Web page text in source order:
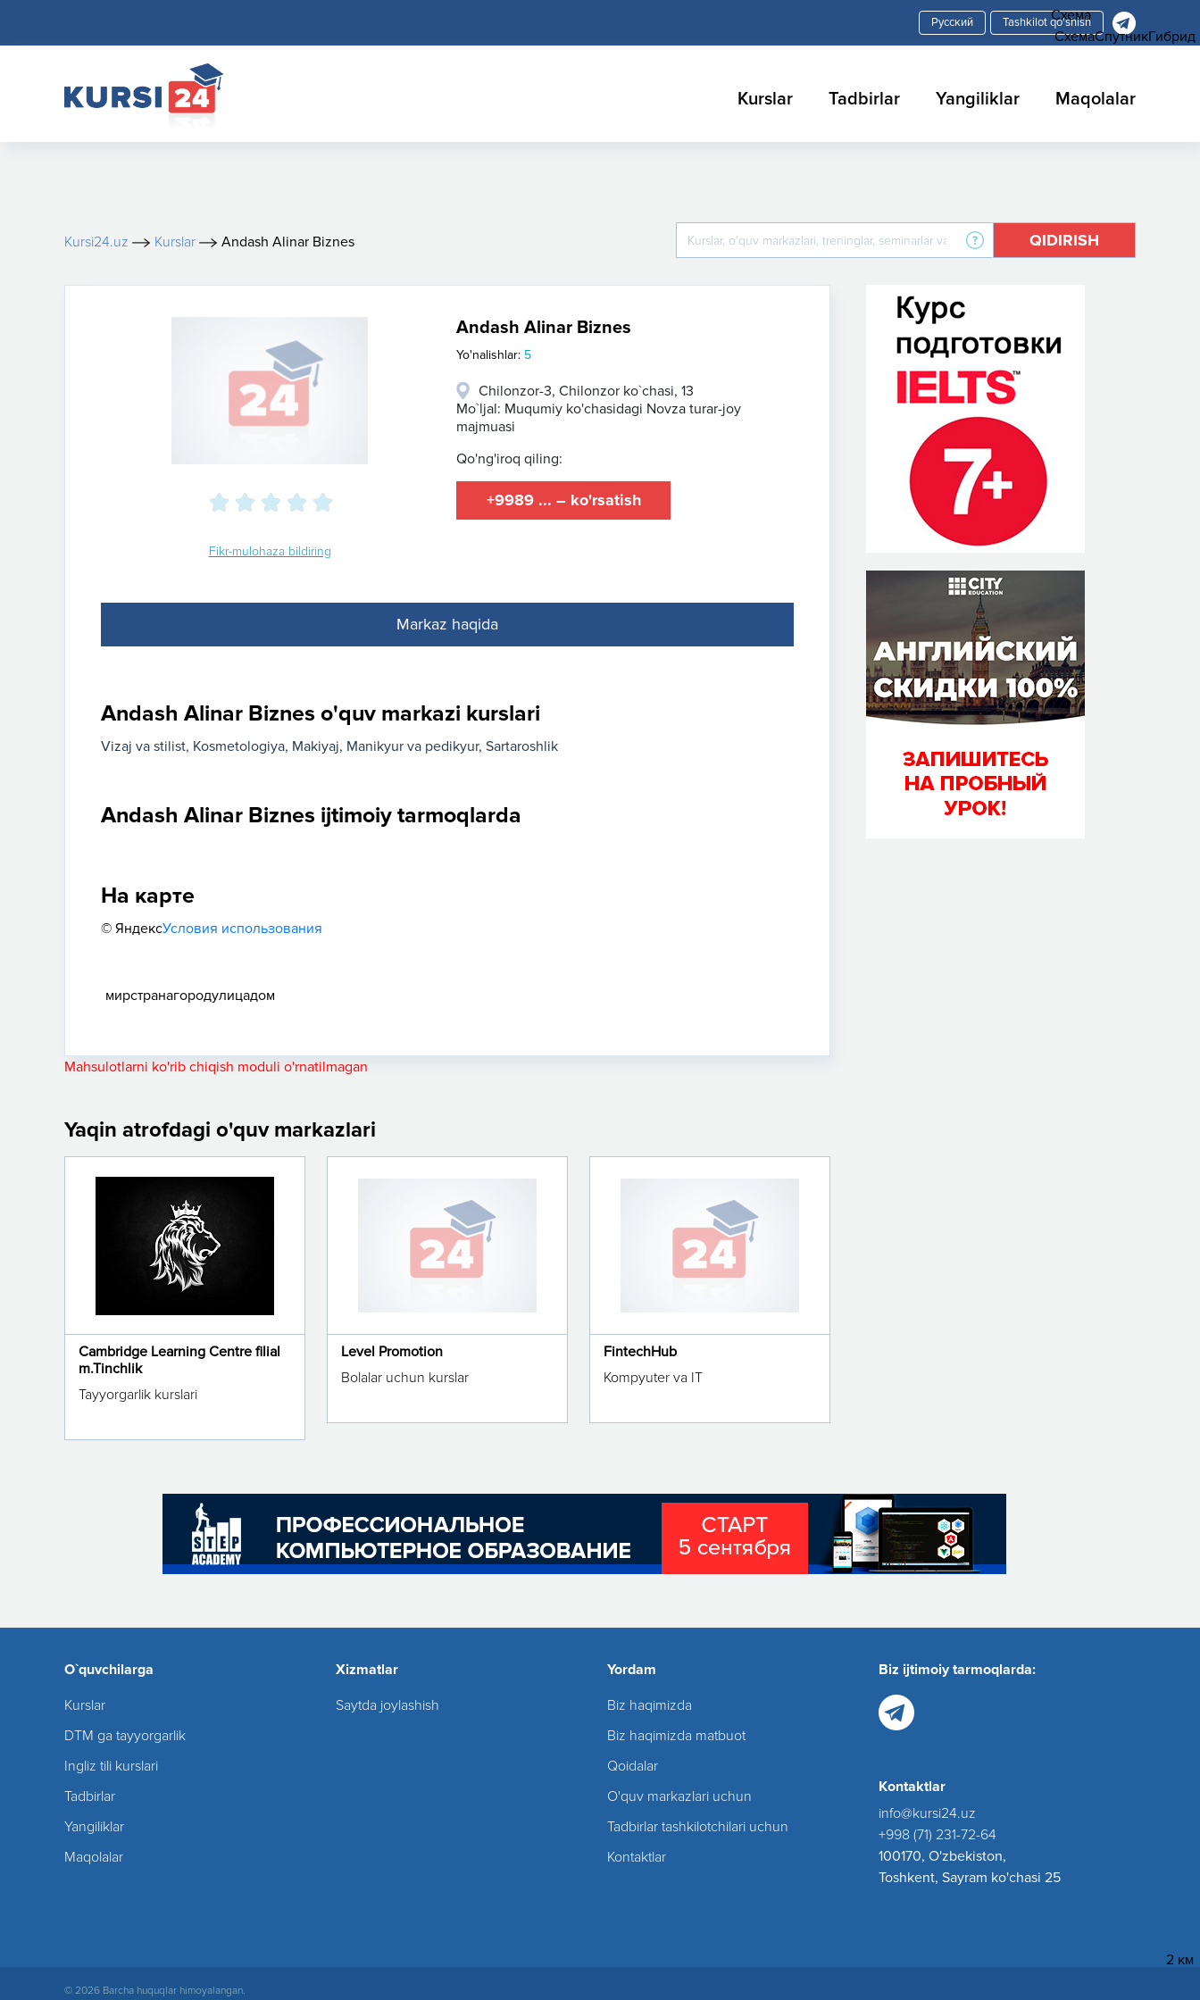
Tashkilot qo'shish
Kurslar Tadbirlar Yangiliklar Maqolalar
Kursi24.uz Kurslar Andash Alinar Biznes QIDIRISH
Fikr-mulohaza bildiring
Andash Alinar Biznes
Yo'nalishlar: 5
Chilonzor-3, Chilonzor ko`chasi, 13
Mo`ljal: Muqumiy ko'chasidagi Novza turar-joy
majmuasi
Qo'ng'iroq qiling:
+9989 ... – ko'rsatish
Markaz haqida
Andash Alinar Biznes o'quv markazi kurslari
Vizaj va stilist Kosmetologiya Makiyaj Manikyur va pedikyur Sartaroshlik
Andash Alinar Biznes ijtimoiy tarmoqlarda
На карте
© ЯндексУсловия использования
Схема
СхемаСпутникГибрид
мирстранагородулицадом
2 км
Mahsulotlarni ko'rib chiqish moduli o'rnatilmagan
Yaqin atrofdagi o'quv markazlari
Cambridge Learning Centre filial
m.Tinchlik
Tayyorgarlik kurslari
Level Promotion
Bolalar uchun kurslar
FintechHub
Kompyuter va IT
O`quvchilarga
Kurslar
DTM ga tayyorgarlik
Ingliz tili kurslari
Tadbirlar
Yangiliklar
Maqolalar
Xizmatlar
Saytda joylashish
Yordam
Biz haqimizda
Biz haqimizda matbuot
Qoidalar
O'quv markazlari uchun
Tadbirlar tashkilotchilari uchun
Kontaktlar
Biz ijtimoiy tarmoqlarda:
Kontaktlar
info@kursi24.uz
+998 (71) 231-72-64
100170, O'zbekiston,
Toshkent, Sayram ko'chasi 25
© 2026 Barcha huquqlar himoyalangan.